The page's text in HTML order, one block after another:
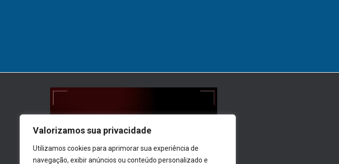
Valorizamos sua privacidade
Utilizamos cookies para aprimorar sua experiência de
navegação, exibir anúncios ou conteúdo personalizado e